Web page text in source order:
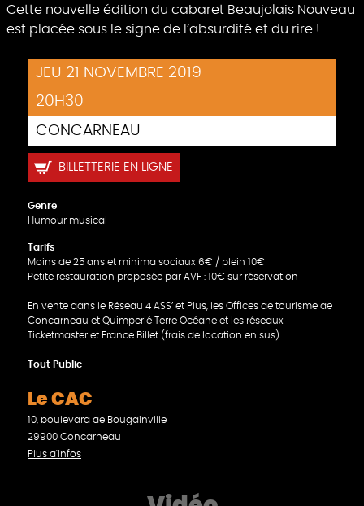
Cette nouvelle édition du cabaret Beaujolais Nouveau
est placée sous le signe de l’absurdité et du rire !
JEU 21 NOVEMBRE 2019
20H30
CONCARNEAU
BILLETTERIE EN LIGNE
Genre
Humour musical
Tarifs
Moins de 25 ans et minima sociaux 6€ / plein 10€
Petite restauration proposée par AVF : 10€ sur réservation
En vente dans le Réseau 4 ASS’ et Plus, les Offices de tourisme de
Concarneau et Quimperlé Terre Océane et les réseaux
Ticketmaster et France Billet (frais de location en sus)
Tout Public
Le CAC
10, boulevard de Bougainville
29900 Concarneau
Plus d'infos